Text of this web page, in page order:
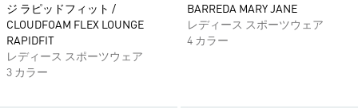
ジ ラピッドフィット /
CLOUDFOAM FLEX LOUNGE
RAPIDFIT
レディース スポーツウェア
3 カラー
BARREDA MARY JANE
レディース スポーツウェア
4 カラー